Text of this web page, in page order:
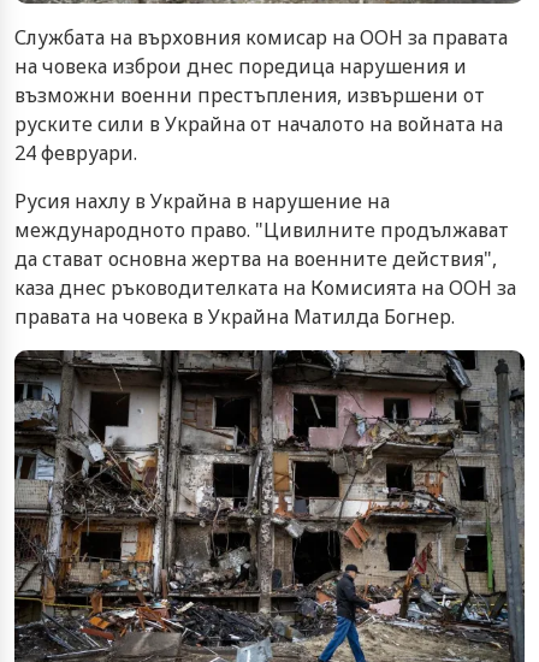
Службата на върховния комисар на ООН за правата
на човека изброи днес поредица нарушения и
възможни военни престъпления, извършени от
руските сили в Украйна от началото на войната на
24 февруари.
Русия нахлу в Украйна в нарушение на
международното право. "Цивилните продължават
да стават основна жертва на военните действия",
каза днес ръководителката на Комисията на ООН за
правата на човека в Украйна Матилда Богнер.